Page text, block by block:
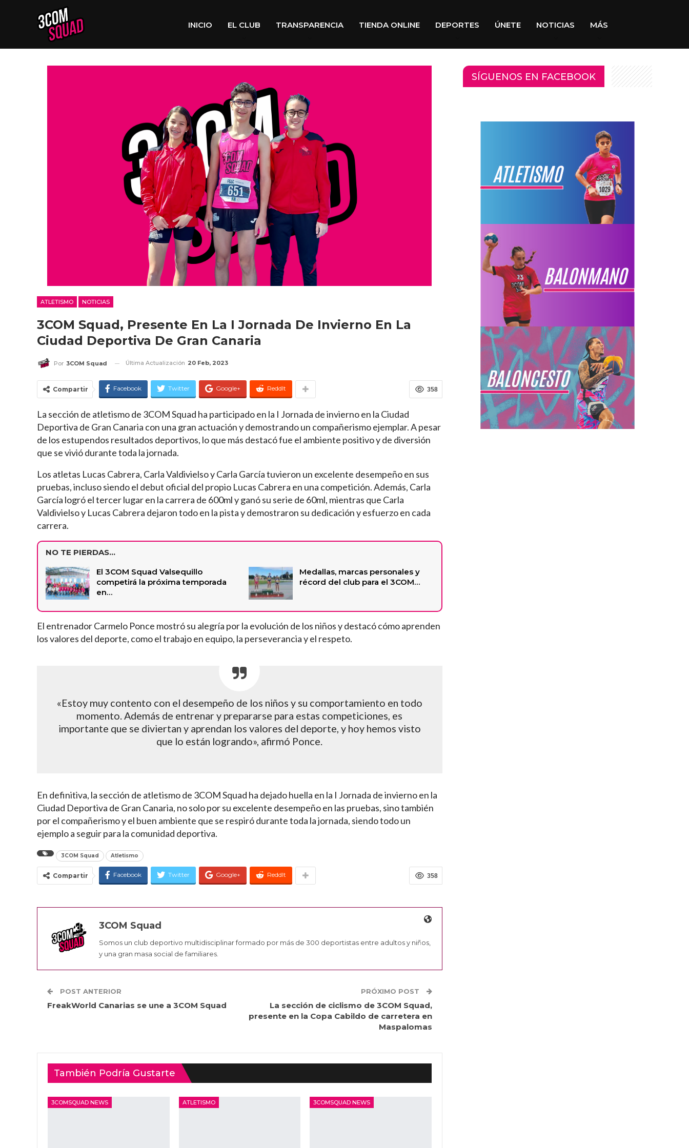
INICIO EL CLUB TRANSPARENCIA TIENDA ONLINE DEPORTES ÚNETE NOTICIAS MÁS
ATLETISMO NOTICIAS
3COM Squad, Presente En La I Jornada De Invierno En La
Ciudad Deportiva De Gran Canaria
Por 3COM Squad Última Actualización 20 Feb, 2023
358
Compartir Facebook Twitter Google+ ReddIt
La sección de atletismo de 3COM Squad ha participado en la I Jornada de invierno en la Ciudad
Deportiva de Gran Canaria con una gran actuación y demostrando un compañerismo ejemplar. A pesar
de los estupendos resultados deportivos, lo que más destacó fue el ambiente positivo y de diversión
que se vivió durante toda la jornada.
Los atletas Lucas Cabrera, Carla Valdivielso y Carla García tuvieron un excelente desempeño en sus
pruebas, incluso siendo el debut oficial del propio Lucas Cabrera en una competición. Además, Carla
García logró el tercer lugar en la carrera de 600ml y ganó su serie de 60ml, mientras que Carla
Valdivielso y Lucas Cabrera dejaron todo en la pista y demostraron su dedicación y esfuerzo en cada
carrera.
NO TE PIERDAS...
El 3COM Squad Valsequillo
competirá la próxima temporada
en…
Medallas, marcas personales y
récord del club para el 3COM…
El entrenador Carmelo Ponce mostró su alegría por la evolución de los niños y destacó cómo aprenden
los valores del deporte, como el trabajo en equipo, la perseverancia y el respeto.
«Estoy muy contento con el desempeño de los niños y su comportamiento en todo
momento. Además de entrenar y prepararse para estas competiciones, es
importante que se diviertan y aprendan los valores del deporte, y hoy hemos visto
que lo están logrando», afirmó Ponce.
En definitiva, la sección de atletismo de 3COM Squad ha dejado huella en la I Jornada de invierno en la
Ciudad Deportiva de Gran Canaria, no solo por su excelente desempeño en las pruebas, sino también
por el compañerismo y el buen ambiente que se respiró durante toda la jornada, siendo todo un
ejemplo a seguir para la comunidad deportiva.
3COM Squad Atletismo
358
Compartir Facebook Twitter Google+ ReddIt
3COM Squad
Somos un club deportivo multidisciplinar formado por más de 300 deportistas entre adultos y niños,
y una gran masa social de familiares.
POST ANTERIOR
FreakWorld Canarias se une a 3COM Squad
PRÓXIMO POST
La sección de ciclismo de 3COM Squad,
presente en la Copa Cabildo de carretera en
Maspalomas
También Podría Gustarte
3COMSQUAD NEWS ATLETISMO 3COMSQUAD NEWS
SÍGUENOS EN FACEBOOK